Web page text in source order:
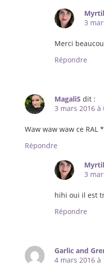
3
Merci
Répondre
MagaliS dit :
3 mars 2016 à
Waw waw waw ce RAL
Répondre
3
hihi oui il est
Répondre
Garlic and
4 mars 2016 à